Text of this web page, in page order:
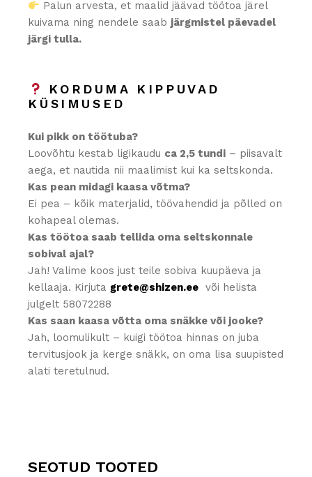
Palun arvesta, et maalid jäävad töötoa järel
kuivama ning nendele saab järgmistel päevadel
järgi tulla.
KORDUMA KIPPUVAD
KÜSIMUSED
Kui pikk on töötuba?
Loovõhtu kestab ligikaudu ca 2,5 tundi – piisavalt
aega, et nautida nii maalimist kui ka seltskonda.
Kas pean midagi kaasa võtma?
Ei pea – kõik materjalid, töövahendid ja põlled on
kohapeal olemas.
Kas töötoa saab tellida oma seltskonnale
sobival ajal?
Jah! Valime koos just teile sobiva kuupäeva ja
kellaaja. Kirjuta grete@shizen.ee või helista
julgelt 58072288
Kas saan kaasa võtta oma snäkke või jooke?
Jah, loomulikult – kuigi töötoa hinnas on juba
tervitusjook ja kerge snäkk, on oma lisa suupisted
alati teretulnud.
SEOTUD TOOTED